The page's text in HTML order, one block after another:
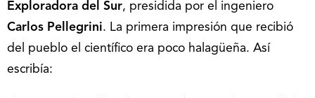
Exploradora del Sur, presidida por el ingeniero
Carlos Pellegrini. La primera impresión que recibió
del pueblo el científico era poco halagüeña. Así
escribía: